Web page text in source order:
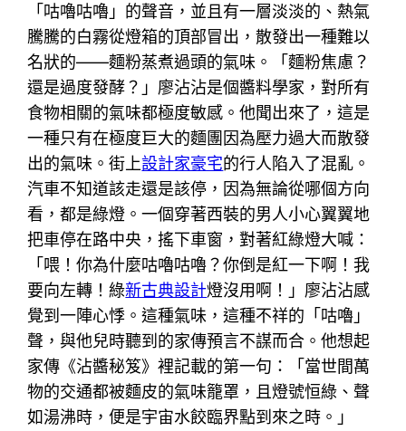
「咕嚕咕嚕」的聲音，並且有一層淡淡的、熱氣
騰騰的白霧從燈箱的頂部冒出，散發出一種難以
名狀的——麵粉蒸煮過頭的氣味。「麵粉焦慮？
還是過度發酵？」廖沾沾是個醬料學家，對所有
食物相關的氣味都極度敏感。他聞出來了，這是
一種只有在極度巨大的麵團因為壓力過大而散發
出的氣味。街上設計家豪宅的行人陷入了混亂。
汽車不知道該走還是該停，因為無論從哪個方向
看，都是綠燈。一個穿著西裝的男人小心翼翼地
把車停在路中央，搖下車窗，對著紅綠燈大喊：
「喂！你為什麼咕嚕咕嚕？你倒是紅一下啊！我
要向左轉！綠新古典設計燈沒用啊！」廖沾沾感
覺到一陣心悸。這種氣味，這種不祥的「咕嚕」
聲，與他兒時聽到的家傳預言不謀而合。他想起
家傳《沾醬秘笈》裡記載的第一句：「當世間萬
物的交通都被麵皮的氣味籠罩，且燈號恒綠、聲
如湯沸時，便是宇宙水餃臨界點到來之時。」